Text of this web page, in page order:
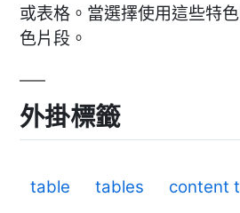
或表格。當選擇使用這些特
色片段。
外掛標籤
table tables
content